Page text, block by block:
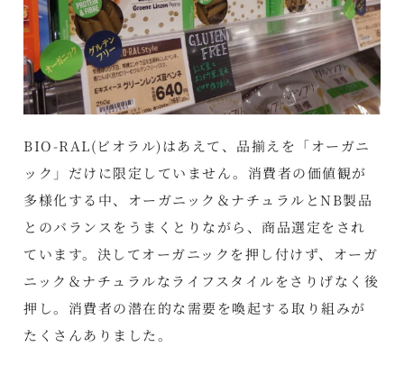
BIO-RAL(ビオラル)はあえて、品揃えを「オーガニ
ック」だけに限定していません。消費者の価値観が
多様化する中、オーガニック＆ナチュラルとNB製品
とのバランスをうまくとりながら、商品選定をされ
ています。決してオーガニックを押し付けず、オーガ
ニック＆ナチュラルなライフスタイルをさりげなく後
押し。消費者の潜在的な需要を喚起する取り組みが
たくさんありました。